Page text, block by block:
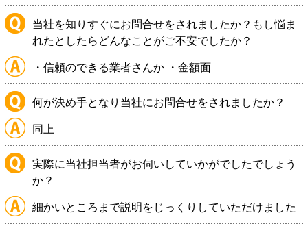
当社を知りすぐにお問合せをされましたか？もし悩ま
れたとしたらどんなことがご不安でしたか？
・信頼のできる業者さんか ・金額面
何が決め手となり当社にお問合せをされましたか？
同上
実際に当社担当者がお伺いしていかがでしたでしょう
か？
細かいところまで説明をじっくりしていただけました